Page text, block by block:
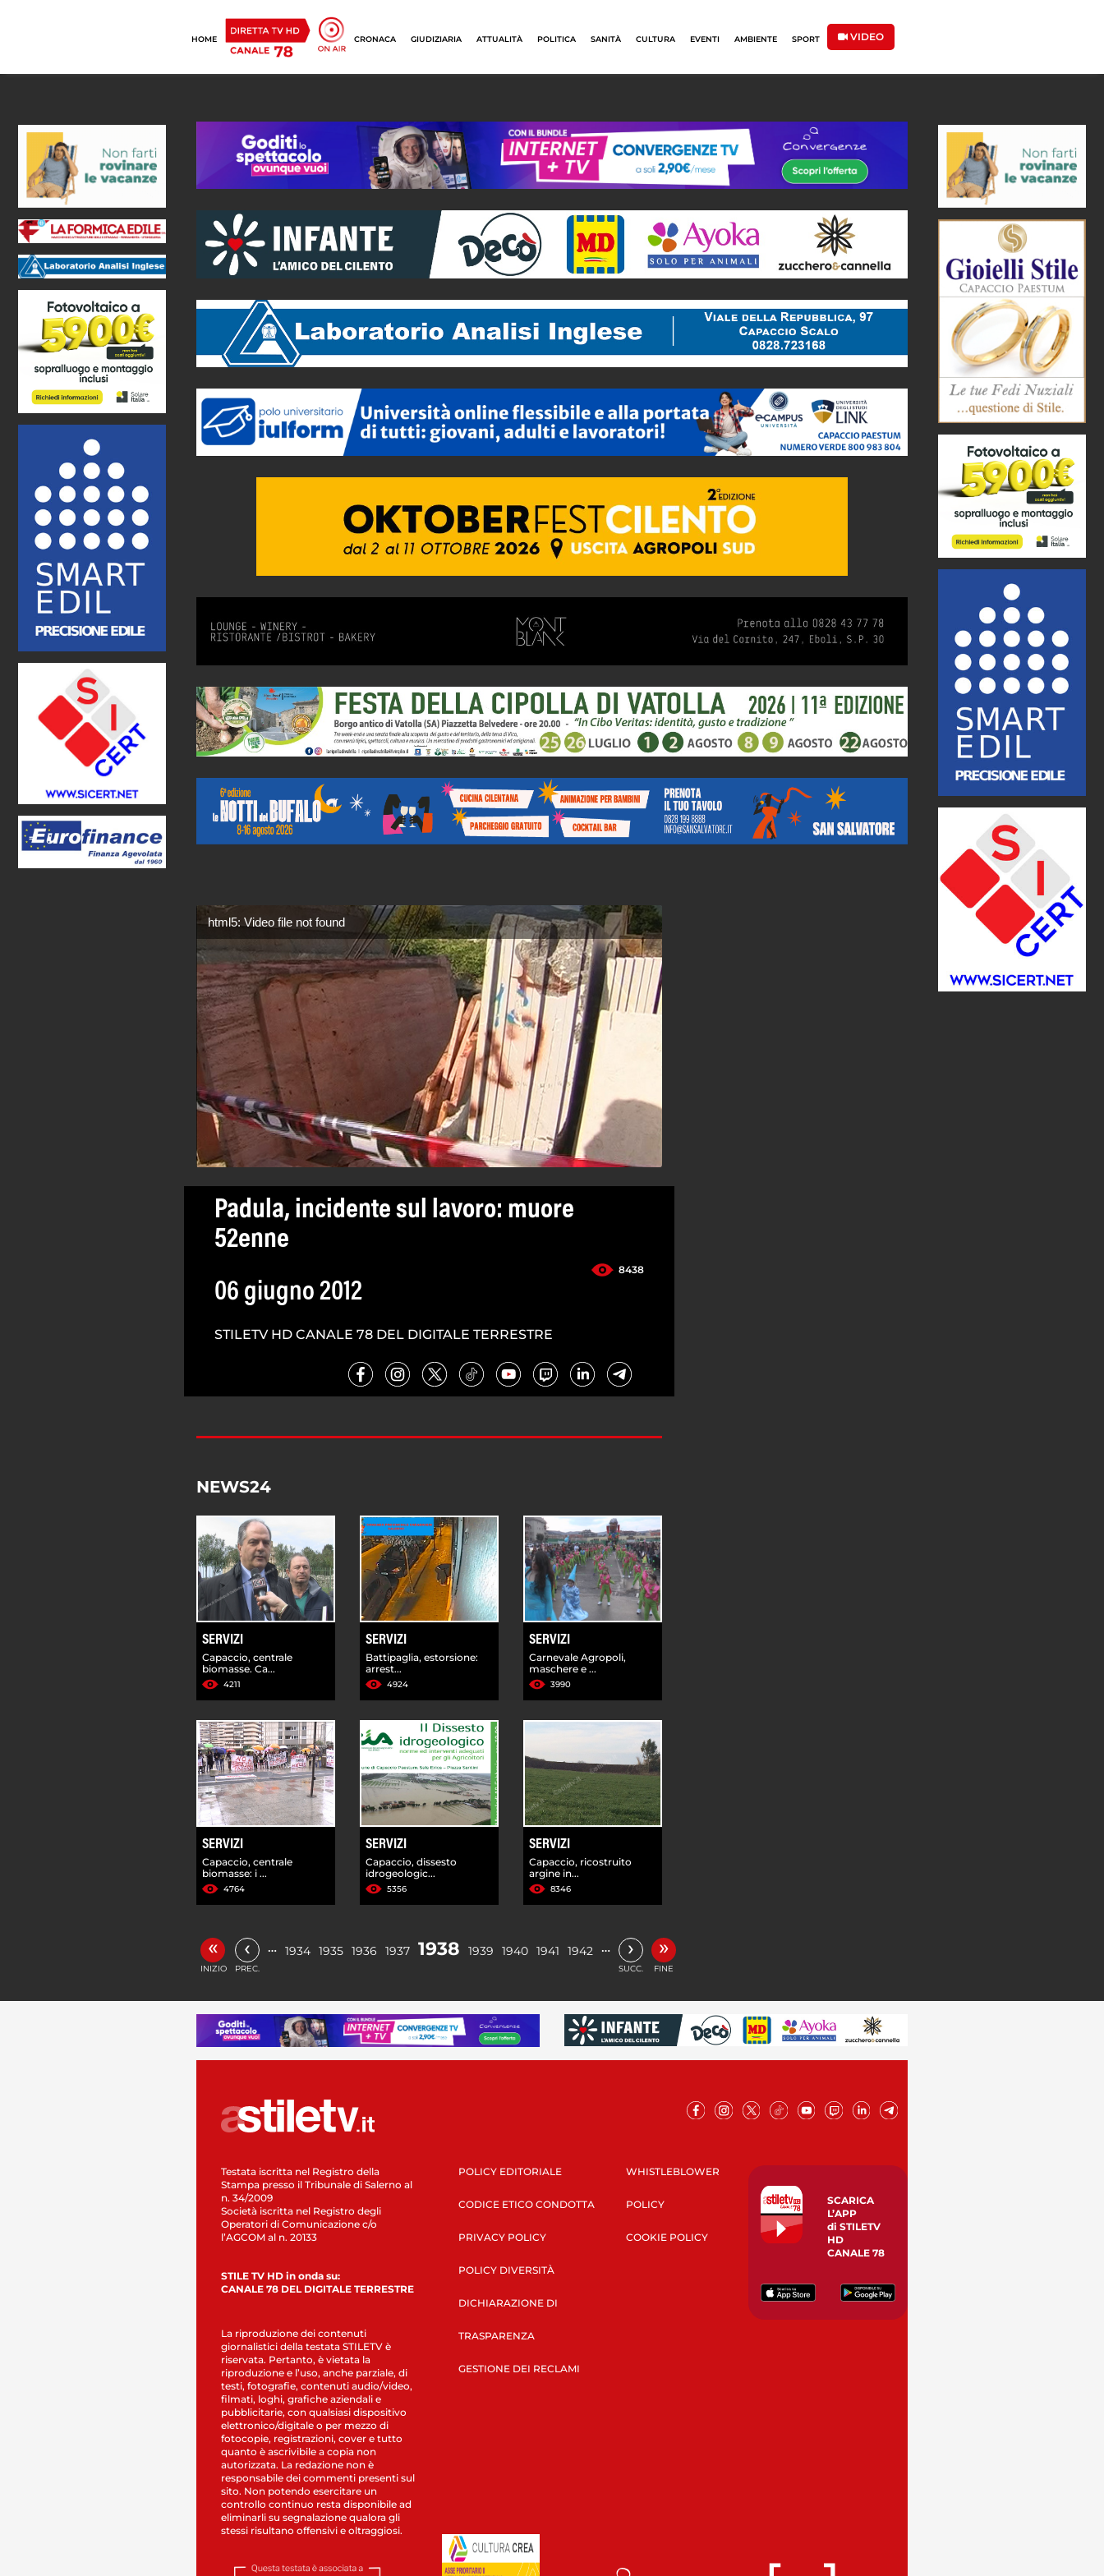
HOME CRONACA GIUDIZIARIA ATTUALITÀ POLITICA SANITÀ CULTURA EVENTI AMBIENTE SPORT VIDEO
html5: Video file not found
Padula, incidente sul lavoro: muore
52enne
8438
06 giugno 2012
STILETV HD CANALE 78 DEL DIGITALE TERRESTRE
NEWS24
SERVIZI
Capaccio, centrale
biomasse. Ca...
4211
SERVIZI
Battipaglia, estorsione:
arrest...
4924
SERVIZI
Carnevale Agropoli,
maschere e ...
3990
SERVIZI
Capaccio, centrale
biomasse: i ...
4764
SERVIZI
Capaccio, dissesto
idrogeologic...
5356
SERVIZI
Capaccio, ricostruito
argine in...
8346
«
INIZIO
‹
PREC.
… 1934 1935 1936 1937 1938 1939 1940 1941 1942 … ›
SUCC.
»
FINE
Testata iscritta nel Registro della
Stampa presso il Tribunale di Salerno al
n. 34/2009
Società iscritta nel Registro degli
Operatori di Comunicazione c/o
l’AGCOM al n. 20133
STILE TV HD in onda su:
CANALE 78 DEL DIGITALE TERRESTRE
La riproduzione dei contenuti
giornalistici della testata STILETV è
riservata. Pertanto, è vietata la
riproduzione e l’uso, anche parziale, di
testi, fotografie, contenuti audio/video,
filmati, loghi, grafiche aziendali e
pubblicitarie, con qualsiasi dispositivo
elettronico/digitale o per mezzo di
fotocopie, registrazioni, cover e tutto
quanto è ascrivibile a copia non
autorizzata. La redazione non è
responsabile dei commenti presenti sul
sito. Non potendo esercitare un
controllo continuo resta disponibile ad
eliminarli su segnalazione qualora gli
stessi risultano offensivi e oltraggiosi.
POLICY EDITORIALE
CODICE ETICO CONDOTTA
PRIVACY POLICY
POLICY DIVERSITÀ
DICHIARAZIONE DI
TRASPARENZA
GESTIONE DEI RECLAMI
WHISTLEBLOWER
POLICY
COOKIE POLICY
SCARICA
L’APP
di STILETV
HD
CANALE 78